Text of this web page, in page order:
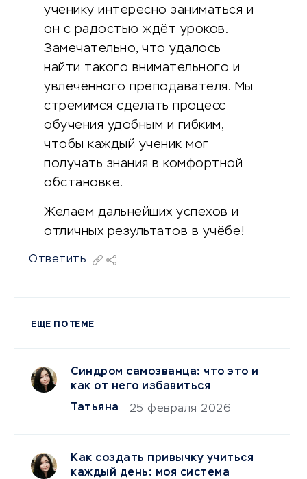
ученику интересно заниматься и
он с радостью ждёт уроков.
Замечательно, что удалось
найти такого внимательного и
увлечённого преподавателя. Мы
стремимся сделать процесс
обучения удобным и гибким,
чтобы каждый ученик мог
получать знания в комфортной
обстановке.
Желаем дальнейших успехов и
отличных результатов в учёбе!
Ответить
ЕЩЕ ПО ТЕМЕ
Синдром самозванца: что это и
как от него избавиться
Татьяна
25 февраля 2026
Как создать привычку учиться
каждый день: моя система